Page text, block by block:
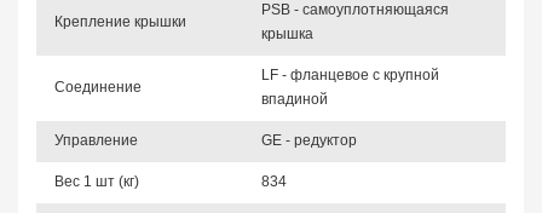
Крепление крышки
PSB - самоуплотняющаяся
крышка
Соединение
LF - фланцевое с крупной
впадиной
Управление GE - редуктор
Вес 1 шт (кг) 834